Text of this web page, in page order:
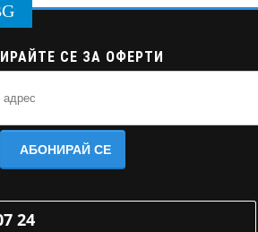
СЕ ЗА ОФЕРТИ
АБОНИРАЙ СЕ
24